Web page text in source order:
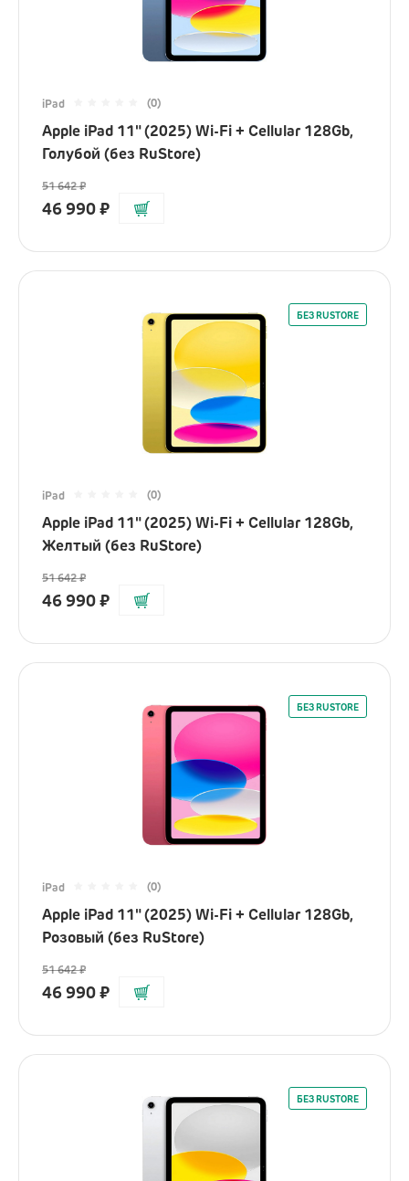
iPad (0)
Apple iPad 11" (2025) Wi-Fi + Cellular 128Gb,
Голубой (без RuStore)
51 642₽
46 990₽
БЕЗ RUSTORE
iPad (0)
Apple iPad 11" (2025) Wi-Fi + Cellular 128Gb,
Желтый (без RuStore)
51 642₽
46 990₽
БЕЗ RUSTORE
iPad (0)
Apple iPad 11" (2025) Wi-Fi + Cellular 128Gb,
Розовый (без RuStore)
51 642₽
46 990₽
БЕЗ RUSTORE